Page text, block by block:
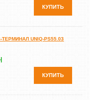
КУПИТЬ
UNIQ-PS55.03
КУПИТЬ